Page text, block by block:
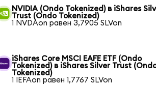
NVIDIA (Ondo Tokenized) в iShares
Trust (Ondo Tokenized)
1 NVDAon равен 3,7905 SLVon
iShares Core MSCI EAFE ETF (Ondo
Tokenized) в iShares Silver Trust
Tokenized)
1 IEFAon равен 1,7767 SLVon